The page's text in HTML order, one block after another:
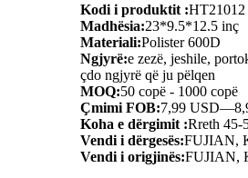
Kodi i produktit :HT21012
Madhësia:23*9.5*12.5 inç
Materiali:Polister 600D
Ngjyrë:e zezë, jeshile,
çdo ngjyrë që ju pëlqen
MOQ:50 copë - 1000 copë
Çmimi FOB:7,99
Koha e dërgimit :Rreth 45-
Vendi i dërgesës:FUJIAN,
Vendi i origjinës:FUJIAN,